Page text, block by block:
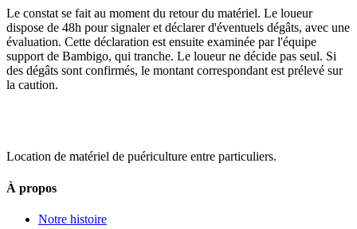
Le constat se fait au moment du retour du matériel. Le loueur
dispose de 48h pour signaler et déclarer d'éventuels dégâts, avec une
évaluation. Cette déclaration est ensuite examinée par l'équipe
support de Bambigo, qui tranche. Le loueur ne décide pas seul. Si
des dégâts sont confirmés, le montant correspondant est prélevé sur
la caution.
Location de matériel de puériculture entre particuliers.
À propos
Notre histoire